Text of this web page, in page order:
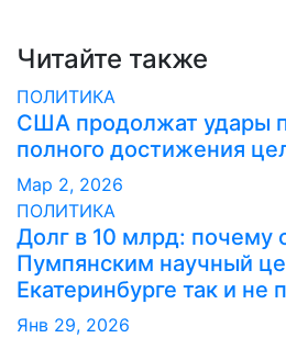
Читайте также
ПОЛИТИКА
США продолжат удары
полного достижения
Мар 2, 2026
ПОЛИТИКА
Долг в 10 млрд: почему
Пумпянским научный
Екатеринбурге так и не
Янв 29, 2026